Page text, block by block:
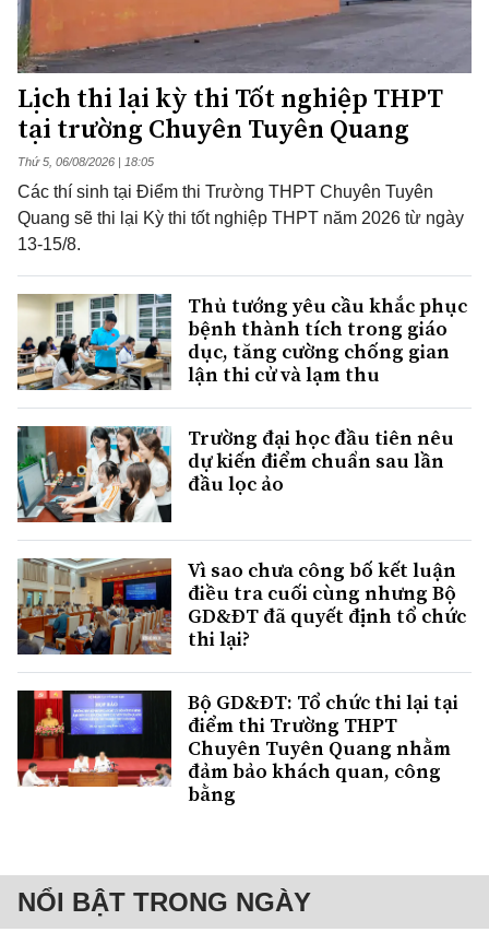
Lịch thi lại kỳ thi Tốt nghiệp THPT
tại trường Chuyên Tuyên Quang
Thứ 5, 06/08/2026 | 18:05
Các thí sinh tại Điểm thi Trường THPT Chuyên Tuyên
Quang sẽ thi lại Kỳ thi tốt nghiệp THPT năm 2026 từ ngày
13-15/8.
Thủ tướng yêu cầu khắc phục
bệnh thành tích trong giáo
dục, tăng cường chống gian
lận thi cử và lạm thu
Trường đại học đầu tiên nêu
dự kiến điểm chuẩn sau lần
đầu lọc ảo
Vì sao chưa công bố kết luận
điều tra cuối cùng nhưng Bộ
GD&ĐT đã quyết định tổ chức
thi lại?
Bộ GD&ĐT: Tổ chức thi lại tại
điểm thi Trường THPT
Chuyên Tuyên Quang nhằm
đảm bảo khách quan, công
bằng
NỔI BẬT TRONG NGÀY